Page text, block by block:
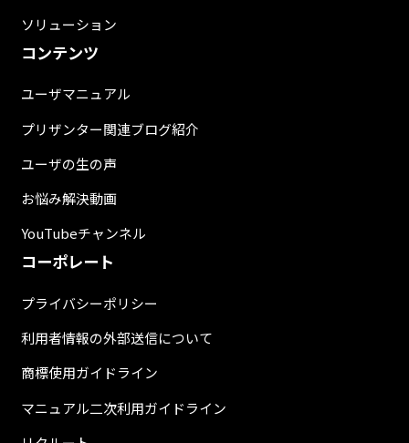
ソリューション
コンテンツ
ユーザマニュアル
プリザンター関連ブログ紹介
ユーザの生の声
お悩み解決動画
YouTubeチャンネル
コーポレート
プライバシーポリシー
利用者情報の外部送信について
商標使用ガイドライン
マニュアル二次利用ガイドライン